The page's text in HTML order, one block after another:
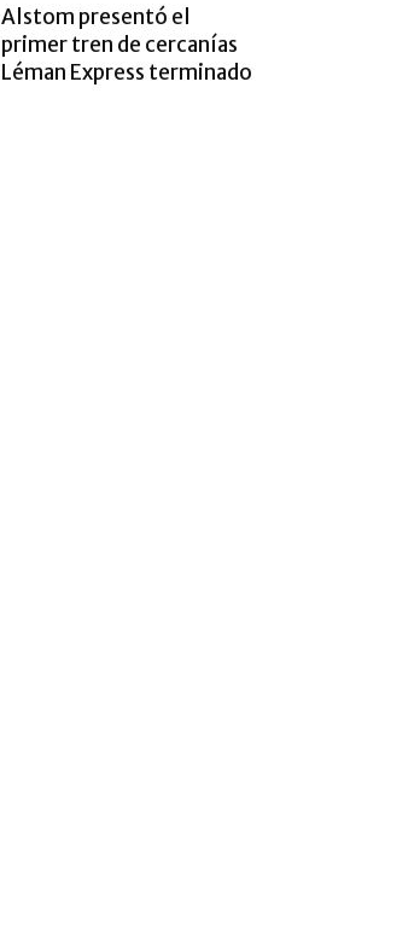
Alstom presentó el
primer tren de cercanías
Léman Express terminado